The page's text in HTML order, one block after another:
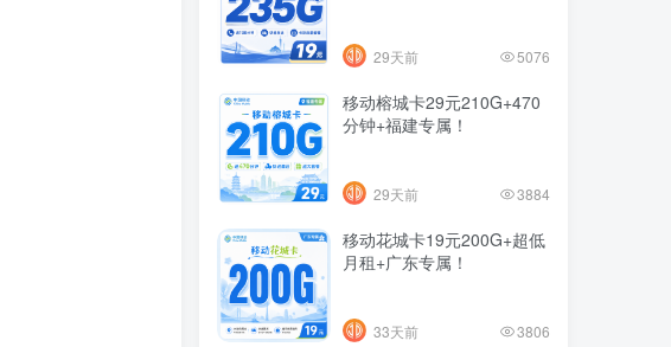
29天前 5076
移动榕城卡29元210G+470
分钟+福建专属！
29天前 3884
移动花城卡19元200G+超低
月租+广东专属！
33天前 3806